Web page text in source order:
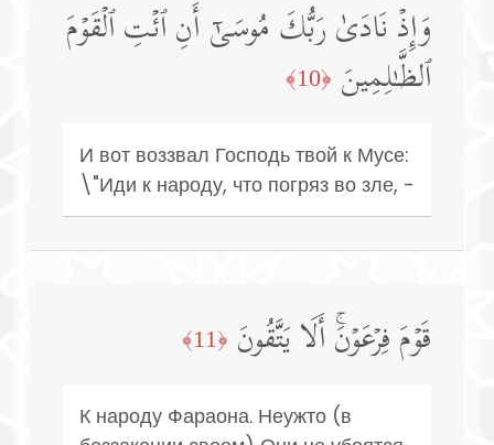
وَإِذۡ نَادَىٰ رَبُّكَ مُوسَىٰۤ أَنِ ٱئۡتِ ٱلۡقَوۡمَ
ٱلظَّـٰلِمِینَ ﴿10﴾
И вот воззвал Господь твой к Мусе:
\"Иди к народу, что погряз во зле, -
قَوۡمَ فِرۡعَوۡنَۚ أَلَا یَتَّقُونَ ﴿11﴾
К народу Фараона. Неужто (в